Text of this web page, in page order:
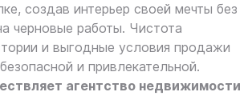
создав интерьер своей мечты без
черновые работы. Чистота
и выгодные условия продажи
и привлекательной.
агентство недвижимости